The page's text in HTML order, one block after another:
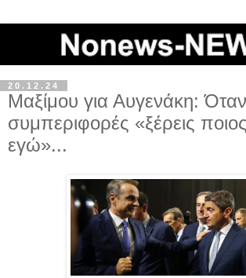
20.12.24
Μαξίμου για Αυγενάκη: Όταν
συμπεριφορές «ξέρεις ποιος
εγώ»...